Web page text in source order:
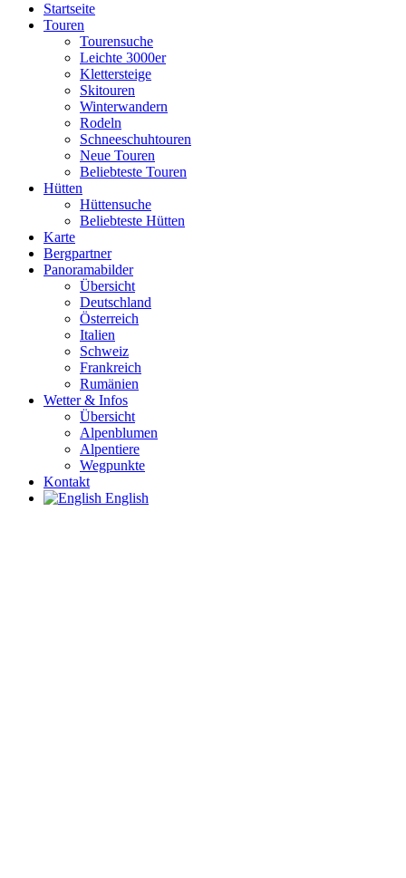
Startseite
Touren
Tourensuche
Leichte 3000er
Klettersteige
Skitouren
Winterwandern
Rodeln
Schneeschuhtouren
Neue Touren
Beliebteste Touren
Hütten
Hüttensuche
Beliebteste Hütten
Karte
Bergpartner
Panoramabilder
Übersicht
Deutschland
Österreich
Italien
Schweiz
Frankreich
Rumänien
Wetter & Infos
Übersicht
Alpenblumen
Alpentiere
Wegpunkte
Kontakt
English